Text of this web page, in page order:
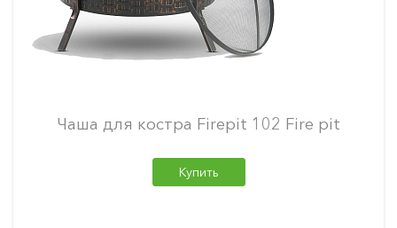
Чаша для костра Firepit 102 Fire pit
Купить